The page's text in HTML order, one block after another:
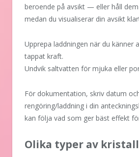
beroende på avsikt — eller håll
medan du visualiserar din avsikt
Upprepa laddningen när du känner
tappat kraft.
Undvik saltvatten för mjuka eller
För dokumentation, skriv datum
rengöring/laddning i din
kan följa vad som ger bäst effekt
Olika typer av